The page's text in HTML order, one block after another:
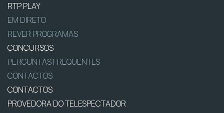
RTP PLAY
EM DIRETO
REVER PROGRAMAS
CONCURSOS
PERGUNTAS FREQUENTES
CONTACTOS
CONTACTOS
PROVEDORA DO TELESPECTADOR